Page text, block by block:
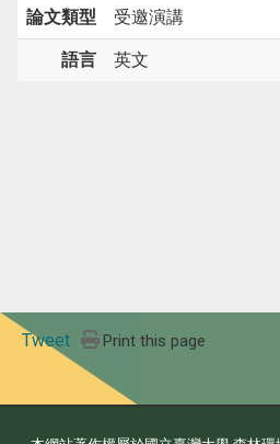
論文類型 受邀演講
語言 英文
Tweet Print this page